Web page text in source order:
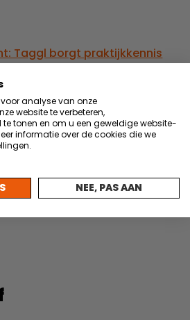
Taggl borgt praktijkkennis
medewerker events &
analyse van onze
website te verbeteren,
tonen en om u een geweldige website-
informatie over de cookies die we
NEE, PAS AAN